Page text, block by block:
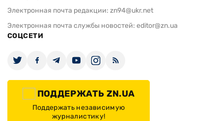
Электронная почта редакции: zn94@ukr.net
Электронная почта службы новостей: editor@zn.ua
СОЦСЕТИ
ПОДДЕРЖАТЬ ZN.UA
Поддержать независимую
журналистику!